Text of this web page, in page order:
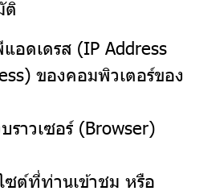
ติ
ดเดรส (IP Address
ของคอมพิวเตอร์ของ
าวเซอร์ (Browser)
ต์ที่ท่านเข้าชม หรือ